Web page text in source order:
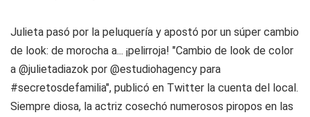
Julieta pasó por la peluquería y apostó por un súper cambio
de look: de morocha a... ¡pelirroja! "Cambio de look de color
a @julietadiazok por @estudiohagency para
#secretosdefamilia", publicó en Twitter la cuenta del local.
Siempre diosa, la actriz cosechó numerosos piropos en las